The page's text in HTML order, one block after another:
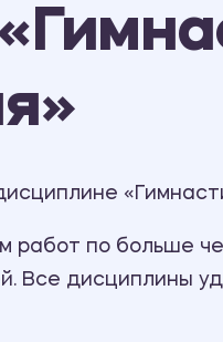
по больше
Все дисциплины